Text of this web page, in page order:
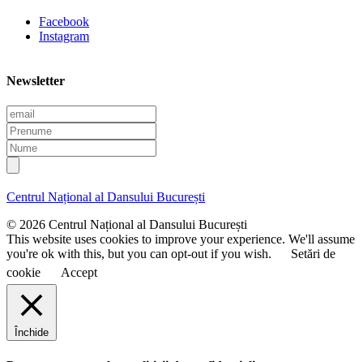
Facebook
Instagram
Newsletter
E
m
a
i
l
P
r
e
n
m
N
u
m
e
Centrul Național al Dansului București
© 2026 Centrul Național al Dansului București
This website uses cookies to improve your experience. We'll assume
you're ok with this, but you can opt-out if you wish.
Setări de
cookie
Accept
Închide